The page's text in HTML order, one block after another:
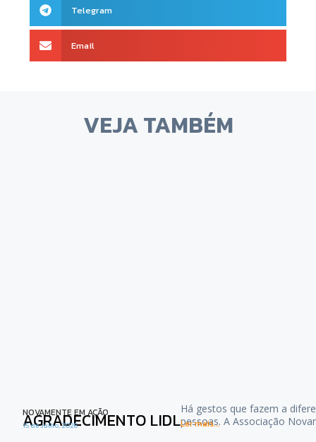
Telegram
Email
VEJA TAMBÉM
NOVAMENTE EM AÇÃO
AGRADECIMENTO LIDL
15 de Julho, 2026
Há gestos que fazem a
pessoas. A Associação
Ler mais...